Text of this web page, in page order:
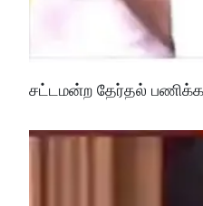
சட்டமன்ற தேர்தல்